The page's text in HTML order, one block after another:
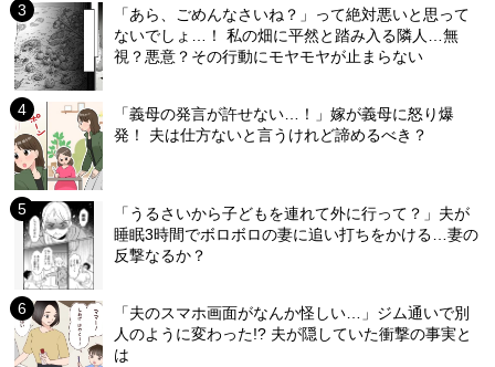
「あら、ごめんなさいね？」って絶対悪いと思って
ないでしょ…！ 私の畑に平然と踏み入る隣人…無
視？悪意？その行動にモヤモヤが止まらない
「義母の発言が許せない…！」嫁が義母に怒り爆
発！ 夫は仕方ないと言うけれど諦めるべき？
「うるさいから子どもを連れて外に行って？」夫が
睡眠3時間でボロボロの妻に追い打ちをかける…妻の
反撃なるか？
「夫のスマホ画面がなんか怪しい…」ジム通いで別
人のように変わった!? 夫が隠していた衝撃の事実と
は